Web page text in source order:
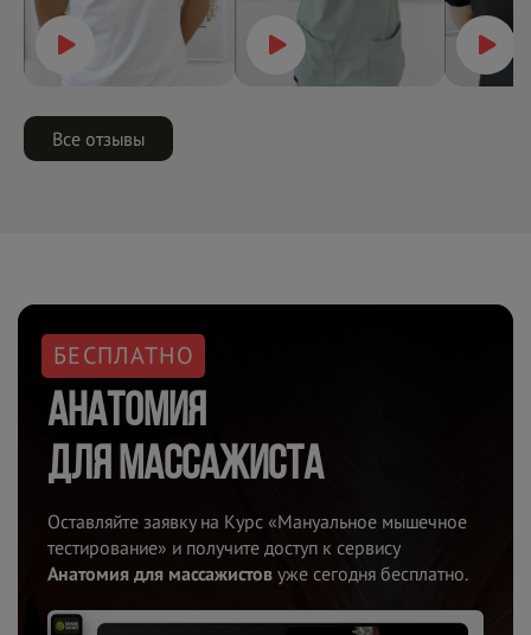
Все отзывы
БЕСПЛАТНО
Анатомия
длямассажиста
Оставляйте заявку на Курс «Мануальное мышечное
тестирование» и получите доступ к сервису
Анатомия для массажистов уже сегодня бесплатно.